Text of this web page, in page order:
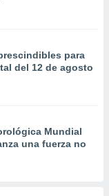
para
del 12 de agosto
Mundial
una fuerza no